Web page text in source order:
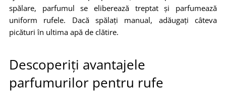
spălare, parfumul se eliberează treptat și parfumează
uniform rufele. Dacă spălați manual, adăugați câteva
picături în ultima apă de clătire.
Descoperiți avantajele
parfumurilor pentru rufe